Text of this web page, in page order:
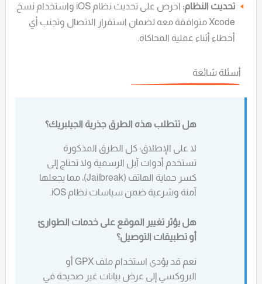
تحديث النظام:
احرص على تحديث نظام iOS واستخدام نسخ
Xcode متوافقة معه لضمان استقرار الاتصال وتجنب أي
أخطاء أثناء عملية المحاكاة.
أسئلة شائعة
هل تتطلب هذه الطرق جذرية الجيلبريك؟
لا على الإطلاق؛ كل الطرق المذكورة
تستخدم أدوات آبل الرسمية ولا تحتاج إلى
كسر حماية الهاتف (Jailbreak)، مما يجعلها
آمنة وشرعية ضمن سياسات نظام iOS.
هل يؤثر تغيير الموقع على خدمات الطوارئ
أو تطبيقات التوصيل؟
نعم قد يؤدي استخدام ملف GPX أو
البروكسي إلى عرض بيانات غير صحيحة في